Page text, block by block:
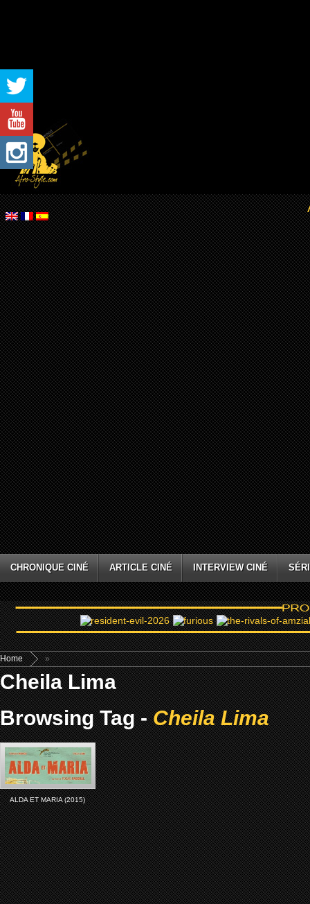
CHRONIQUE CINÉ ARTICLE CINÉ INTERVIEW CINÉ
Home »
Cheila Lima
Browsing Tag -Cheila Lima
ALDA ET MARIA (2015)